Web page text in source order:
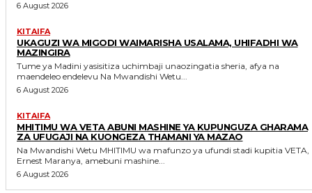
6 August 2026
KITAIFA
UKAGUZI WA MIGODI WAIMARISHA USALAMA, UHIFADHI WA
MAZINGIRA
Tume ya Madini yasisitiza uchimbaji unaozingatia sheria, afya na
maendeleo endelevu Na Mwandishi Wetu...
6 August 2026
KITAIFA
MHITIMU WA VETA ABUNI MASHINE YA KUPUNGUZA GHARAMA
ZA UFUGAJI NA KUONGEZA THAMANI YA MAZAO
Na Mwandishi Wetu MHITIMU wa mafunzo ya ufundi stadi kupitia VETA,
Ernest Maranya, amebuni mashine...
6 August 2026